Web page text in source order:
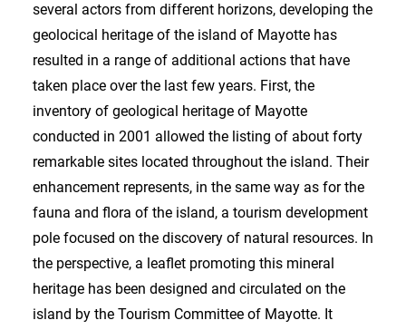
several actors from different horizons, developing the
geolocical heritage of the island of Mayotte has
resulted in a range of additional actions that have
taken place over the last few years. First, the
inventory of geological heritage of Mayotte
conducted in 2001 allowed the listing of about forty
remarkable sites located throughout the island. Their
enhancement represents, in the same way as for the
fauna and flora of the island, a tourism development
pole focused on the discovery of natural resources. In
the perspective, a leaflet promoting this mineral
heritage has been designed and circulated on the
island by the Tourism Committee of Mayotte. It